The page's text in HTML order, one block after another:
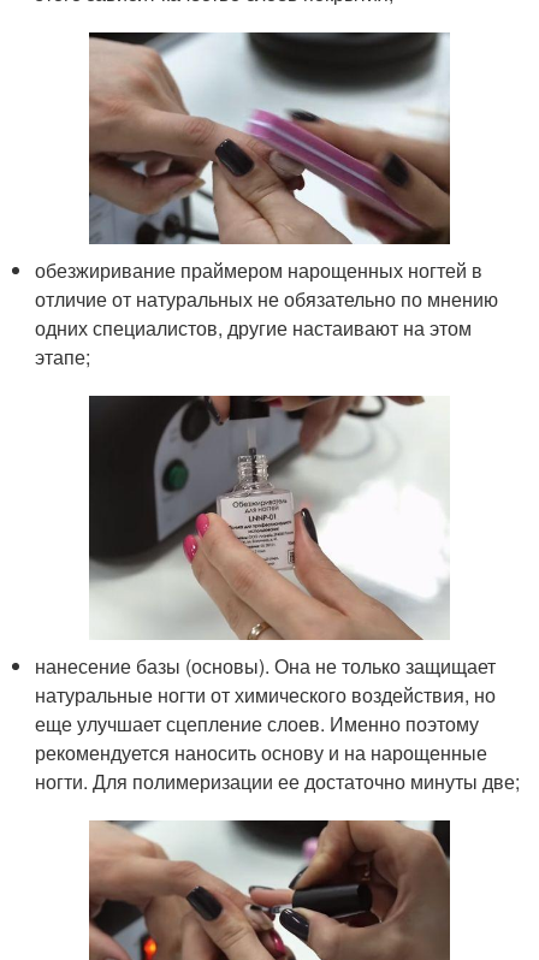
обезжиривание праймером нарощенных ногтей в
отличие от натуральных не обязательно по мнению
одних специалистов, другие настаивают на этом
этапе;
нанесение базы (основы). Она не только защищает
натуральные ногти от химического воздействия, но
еще улучшает сцепление слоев. Именно поэтому
рекомендуется наносить основу и на нарощенные
ногти. Для полимеризации ее достаточно минуты две;